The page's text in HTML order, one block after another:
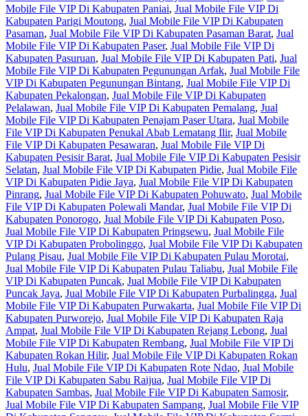
Mobile File VIP Di Kabupaten Paniai, Jual Mobile File VIP Di
Kabupaten Parigi Moutong, Jual Mobile File VIP Di Kabupaten
Pasaman, Jual Mobile File VIP Di Kabupaten Pasaman Barat, Jual
Mobile File VIP Di Kabupaten Paser, Jual Mobile File VIP Di
Kabupaten Pasuruan, Jual Mobile File VIP Di Kabupaten Pati, Jual
Mobile File VIP Di Kabupaten Pegunungan Arfak, Jual Mobile File
VIP Di Kabupaten Pegunungan Bintang, Jual Mobile File VIP Di
Kabupaten Pekalongan, Jual Mobile File VIP Di Kabupaten
Pelalawan, Jual Mobile File VIP Di Kabupaten Pemalang, Jual
Mobile File VIP Di Kabupaten Penajam Paser Utara, Jual Mobile
File VIP Di Kabupaten Penukal Abab Lematang Ilir, Jual Mobile
File VIP Di Kabupaten Pesawaran, Jual Mobile File VIP Di
Kabupaten Pesisir Barat, Jual Mobile File VIP Di Kabupaten Pesisir
Selatan, Jual Mobile File VIP Di Kabupaten Pidie, Jual Mobile File
VIP Di Kabupaten Pidie Jaya, Jual Mobile File VIP Di Kabupaten
Pinrang, Jual Mobile File VIP Di Kabupaten Pohuwato, Jual Mobile
File VIP Di Kabupaten Polewali Mandar, Jual Mobile File VIP Di
Kabupaten Ponorogo, Jual Mobile File VIP Di Kabupaten Poso,
Jual Mobile File VIP Di Kabupaten Pringsewu, Jual Mobile File
VIP Di Kabupaten Probolinggo, Jual Mobile File VIP Di Kabupaten
Pulang Pisau, Jual Mobile File VIP Di Kabupaten Pulau Morotai,
Jual Mobile File VIP Di Kabupaten Pulau Taliabu, Jual Mobile File
VIP Di Kabupaten Puncak, Jual Mobile File VIP Di Kabupaten
Puncak Jaya, Jual Mobile File VIP Di Kabupaten Purbalingga, Jual
Mobile File VIP Di Kabupaten Purwakarta, Jual Mobile File VIP Di
Kabupaten Purworejo, Jual Mobile File VIP Di Kabupaten Raja
Ampat, Jual Mobile File VIP Di Kabupaten Rejang Lebong, Jual
Mobile File VIP Di Kabupaten Rembang, Jual Mobile File VIP Di
Kabupaten Rokan Hilir, Jual Mobile File VIP Di Kabupaten Rokan
Hulu, Jual Mobile File VIP Di Kabupaten Rote Ndao, Jual Mobile
File VIP Di Kabupaten Sabu Raijua, Jual Mobile File VIP Di
Kabupaten Sambas, Jual Mobile File VIP Di Kabupaten Samosir,
Jual Mobile File VIP Di Kabupaten Sampang, Jual Mobile File VIP